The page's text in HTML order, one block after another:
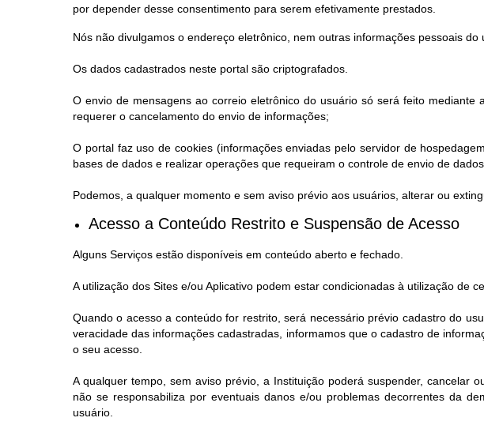
por depender desse consentimento para serem efetivamente prestados.
Nós não divulgamos o endereço eletrônico, nem outras informações pessoais
Os dados cadastrados neste portal são criptografados.
O envio de mensagens ao correio eletrônico do usuário só será feito
requerer o cancelamento do envio de informações;
O portal faz uso de cookies (informações enviadas pelo servidor de
bases de dados e realizar operações que requeiram o controle de envio de
Podemos, a qualquer momento e sem aviso prévio aos usuários, alterar ou
Acesso a Conteúdo Restrito e Suspensão de Acesso​
Alguns Serviços estão disponíveis em conteúdo aberto e fechado.
A utilização dos Sites e/ou Aplicativo podem estar condicionadas à utilização de
Quando o acesso a conteúdo for restrito, será necessário prévio cadastro do
veracidade das informações cadastradas, informamos que o cadastro de
o seu acesso.
A qualquer tempo, sem aviso prévio, a Instituição poderá suspender, cancelar
não se responsabiliza por eventuais danos e/ou problemas decorrentes da
usuário.